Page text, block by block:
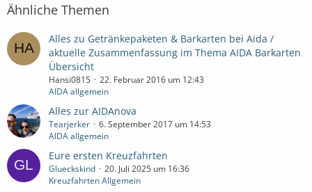
Ähnliche Themen
Alles zu Getränkepaketen & Barkarten bei Aida /
aktuelle Zusammenfassung im Thema AIDA Barkarten
Übersicht
Hansi0815
22. Februar 2016 um 12:43
AIDA allgemein
Alles zur AIDAnova
Tearjerker
6. September 2017 um 14:53
AIDA allgemein
Eure ersten Kreuzfahrten
Glueckskind
20. Juli 2025 um 16:36
Kreuzfahrten Allgemein